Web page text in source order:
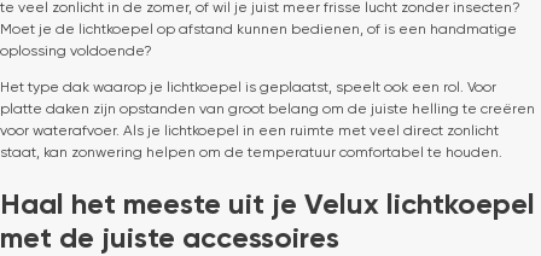
te veel zonlicht in de zomer, of wil je juist meer frisse lucht zonder insecten?
Moet je de lichtkoepel op afstand kunnen bedienen, of is een handmatige
oplossing voldoende?
Het type dak waarop je lichtkoepel is geplaatst, speelt ook een rol. Voor
platte daken zijn opstanden van groot belang om de juiste helling te creëren
voor waterafvoer. Als je lichtkoepel in een ruimte met veel direct zonlicht
staat, kan zonwering helpen om de temperatuur comfortabel te houden.
Haal het meeste uit je Velux lichtkoepel
met de juiste accessoires